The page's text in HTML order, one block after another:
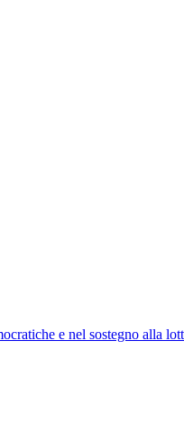
e nel sostegno alla